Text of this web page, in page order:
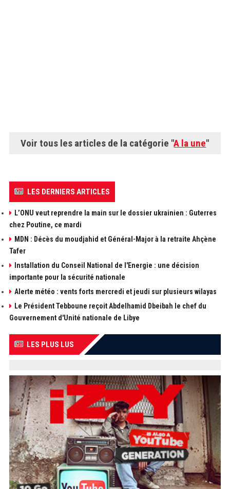
Voir tous les articles de la catégorie "A la une"
LES DERNIERS ARTICLES
L’ONU veut reprendre la main sur le dossier ukrainien : Guterres
chez Poutine, ce mardi
MDN : Décès du moudjahid et Général-Major à la retraite Ahçène
Tafer
Installation du Conseil National de l'Energie : une décision
importante pour la sécurité nationale
Alerte météo : vents forts mercredi et jeudi sur plusieurs wilayas
Le Président Tebboune reçoit Abdelhamid Dbeibah le chef du
Gouvernement d'Unité nationale de Libye
LES PLUS LUS